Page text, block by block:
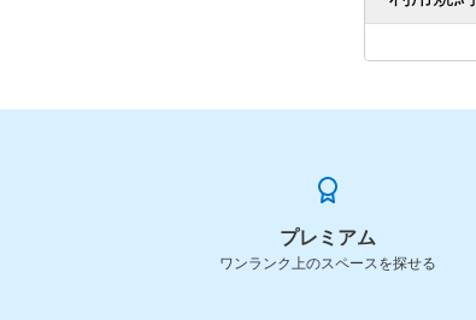
プレミアム
ワンランク上のスペースを探せる